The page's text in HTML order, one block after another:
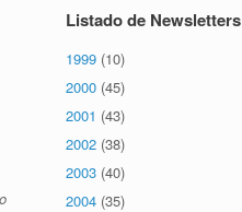
Listado de Newsletters
1999 (10)
2000 (45)
2001 (43)
2002 (38)
2003 (40)
2004 (35)